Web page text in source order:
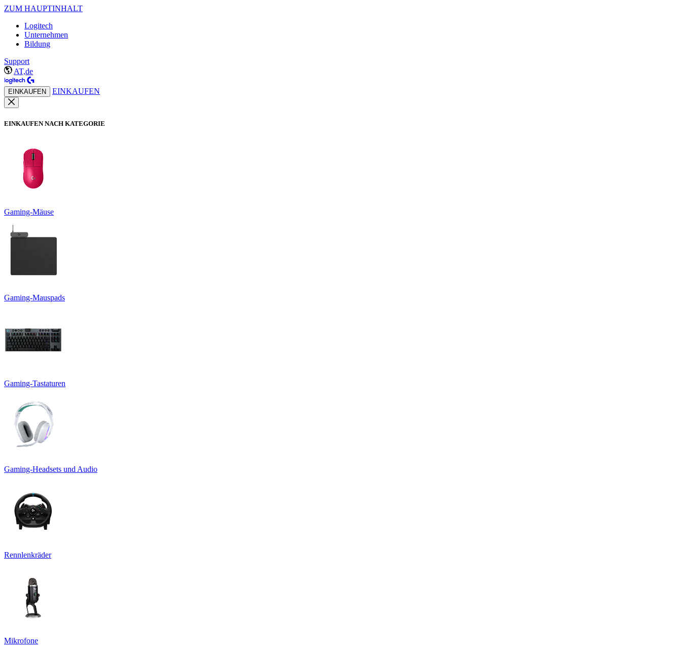
ZUM HAUPTINHALT
Logitech
Unternehmen
Bildung
Support
AT,de
EINKAUFEN EINKAUFEN
EINKAUFEN NACH KATEGORIE
Gaming-Mäuse
Gaming-Mauspads
Gaming-Tastaturen
Gaming-Headsets und Audio
Rennlenkräder
Mikrofone